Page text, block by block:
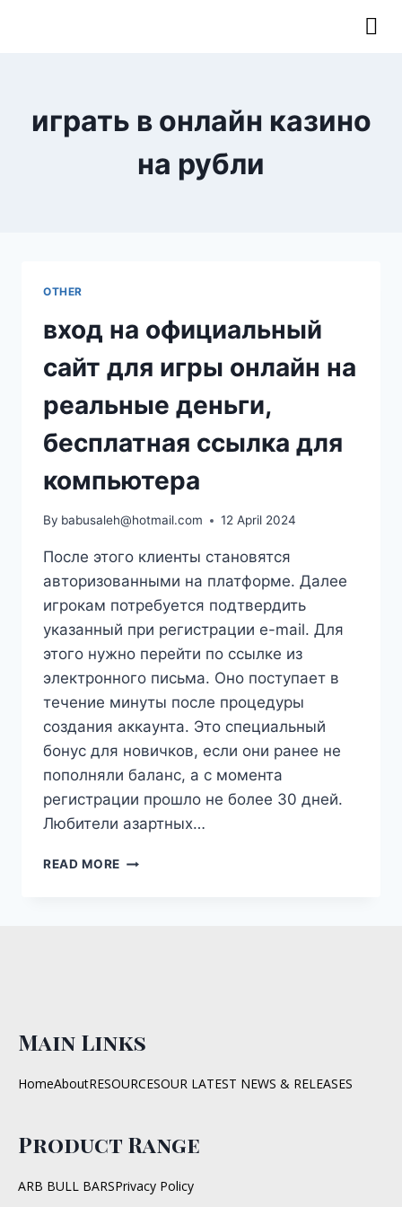
играть в онлайн казино
на рубли
OTHER
вход на официальный
сайт для игры онлайн на
реальные деньги,
бесплатная ссылка для
компьютера
By babusaleh@hotmail.com 12 April 2024
После этого клиенты становятся
авторизованными на платформе. Далее
игрокам потребуется подтвердить
указанный при регистрации e-mail. Для
этого нужно перейти по ссылке из
электронного письма. Оно поступает в
течение минуты после процедуры
создания аккаунта. Это специальный
бонус для новичков, если они ранее не
пополняли баланс, а с момента
регистрации прошло не более 30 дней.
Любители азартных…
READ MORE
Main Links
HomeAboutRESOURCESOUR LATEST NEWS & RELEASES
Product Range
ARB BULL BARSPrivacy Policy